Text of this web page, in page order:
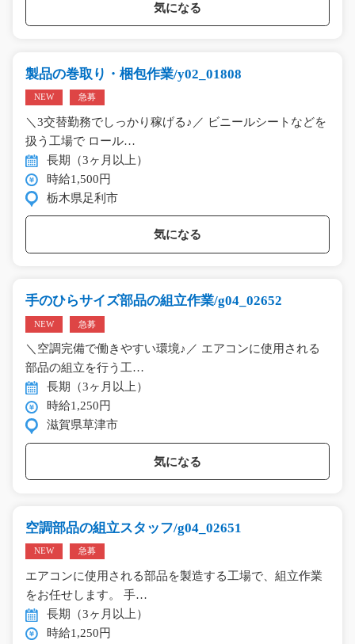
気になる
製品の巻取り・梱包作業/y02_01808
NEW 急募
＼3交替勤務でしっかり稼げる♪／ ビニールシートなどを
扱う工場で ロール…
長期（3ヶ月以上）
時給1,500円
栃木県足利市
気になる
手のひらサイズ部品の組立作業/g04_02652
NEW 急募
＼空調完備で働きやすい環境♪／ エアコンに使用される
部品の組立を行う工…
長期（3ヶ月以上）
時給1,250円
滋賀県草津市
気になる
空調部品の組立スタッフ/g04_02651
NEW 急募
エアコンに使用される部品を製造する工場で、組立作業
をお任せします。 手…
長期（3ヶ月以上）
時給1,250円